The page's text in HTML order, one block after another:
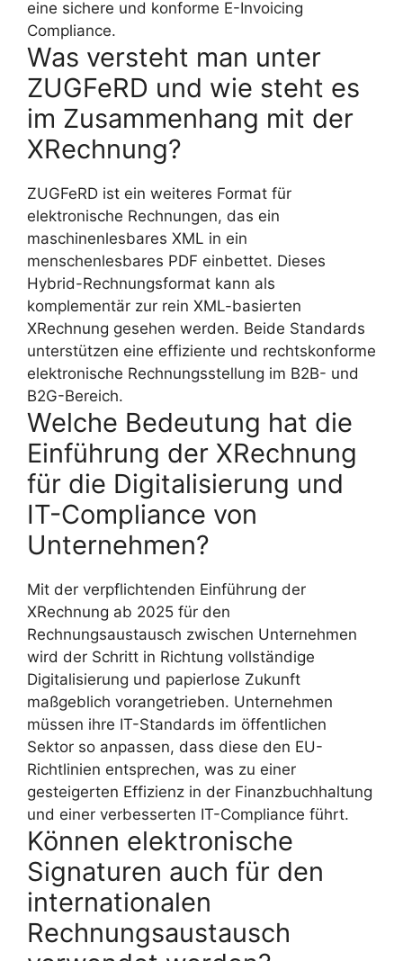
eine sichere und konforme E-Invoicing
Compliance.
Was versteht man unter
ZUGFeRD und wie steht es
im Zusammenhang mit der
XRechnung?
ZUGFeRD ist ein weiteres Format für
elektronische Rechnungen, das ein
maschinenlesbares XML in ein
menschenlesbares PDF einbettet. Dieses
Hybrid-Rechnungsformat kann als
komplementär zur rein XML-basierten
XRechnung gesehen werden. Beide Standards
unterstützen eine effiziente und rechtskonforme
elektronische Rechnungsstellung im B2B- und
B2G-Bereich.
Welche Bedeutung hat die
Einführung der XRechnung
für die Digitalisierung und
IT-Compliance von
Unternehmen?
Mit der verpflichtenden Einführung der
XRechnung ab 2025 für den
Rechnungsaustausch zwischen Unternehmen
wird der Schritt in Richtung vollständige
Digitalisierung und papierlose Zukunft
maßgeblich vorangetrieben. Unternehmen
müssen ihre IT-Standards im öffentlichen
Sektor so anpassen, dass diese den EU-
Richtlinien entsprechen, was zu einer
gesteigerten Effizienz in der Finanzbuchhaltung
und einer verbesserten IT-Compliance führt.
Können elektronische
Signaturen auch für den
internationalen
Rechnungsaustausch